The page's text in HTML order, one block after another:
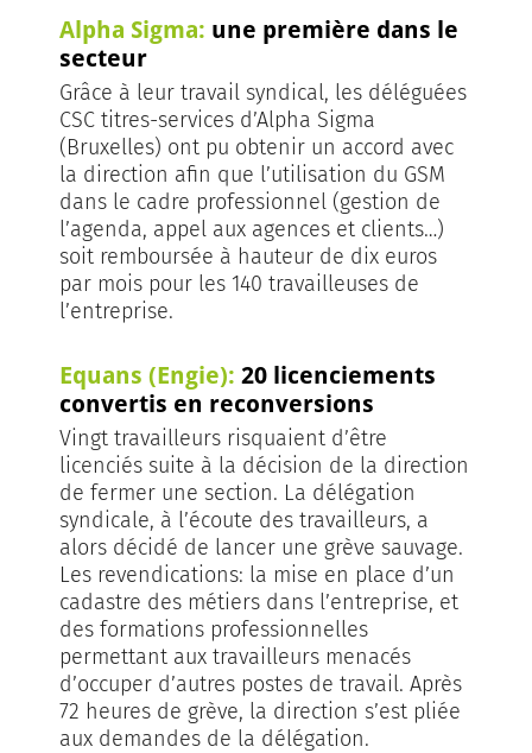
Alpha Sigma: une première dans le
secteur
Grâce à leur travail syndical, les déléguées
CSC titres-services d’Alpha Sigma
(Bruxelles) ont pu obtenir un accord avec
la direction afin que l’utilisation du GSM
dans le cadre professionnel (gestion de
l’agenda, appel aux agences et clients…)
soit remboursée à hauteur de dix euros
par mois pour les 140 travailleuses de
l’entreprise.
Equans (Engie): 20 licenciements
convertis en reconversions
Vingt travailleurs risquaient d’être
licenciés suite à la décision de la direction
de fermer une section. La délégation
syndicale, à l’écoute des travailleurs, a
alors décidé de lancer une grève sauvage.
Les revendications: la mise en place d’un
cadastre des métiers dans l’entreprise, et
des formations professionnelles
permettant aux travailleurs menacés
d’occuper d’autres postes de travail. Après
72 heures de grève, la direction s’est pliée
aux demandes de la délégation.